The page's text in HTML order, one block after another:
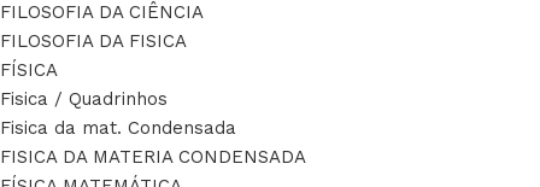
FILOSOFIA DA CIÊNCIA
FILOSOFIA DA FISICA
FÍSICA
Fisica / Quadrinhos
Fisica da mat. Condensada
FISICA DA MATERIA CONDENSADA